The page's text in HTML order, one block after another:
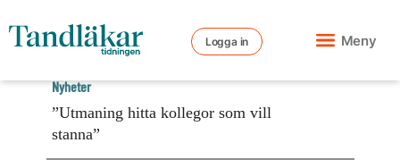
Logga in Meny
”Utmaning hitta kollegor som vill
stanna”
Nyheter